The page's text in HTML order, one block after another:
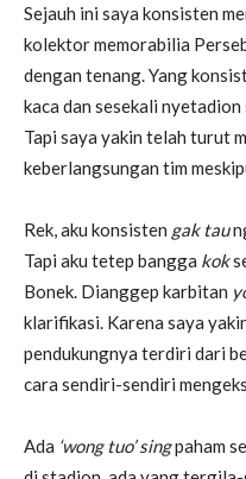
Sejauh ini saya konsisten
kolektor memorabilia
dengan tenang. Yang
kaca dan sesekali nyetadion
Tapi saya yakin telah turut
keberlangsungan tim
Rek, aku konsisten gak tau
Tapi aku tetep bangga kok
Bonek. Dianggep karbitan
klarifikasi. Karena saya
pendukungnya terdiri dari
cara sendiri-sendiri
Ada ‘wong tuo’ singpaham